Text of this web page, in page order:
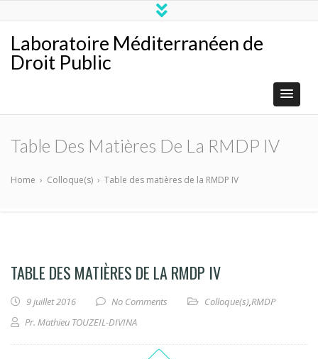
Laboratoire Méditerranéen de
Droit Public
Table Des Matières De La RMDP IV
Home › Colloque(s) › Table des matières de la RMDP IV
TABLE DES MATIÈRES DE LA RMDP IV
9 juillet 2016 No Comments Colloque(s),RMDP
Pr. Mathieu TOUZEIL-DIVINA